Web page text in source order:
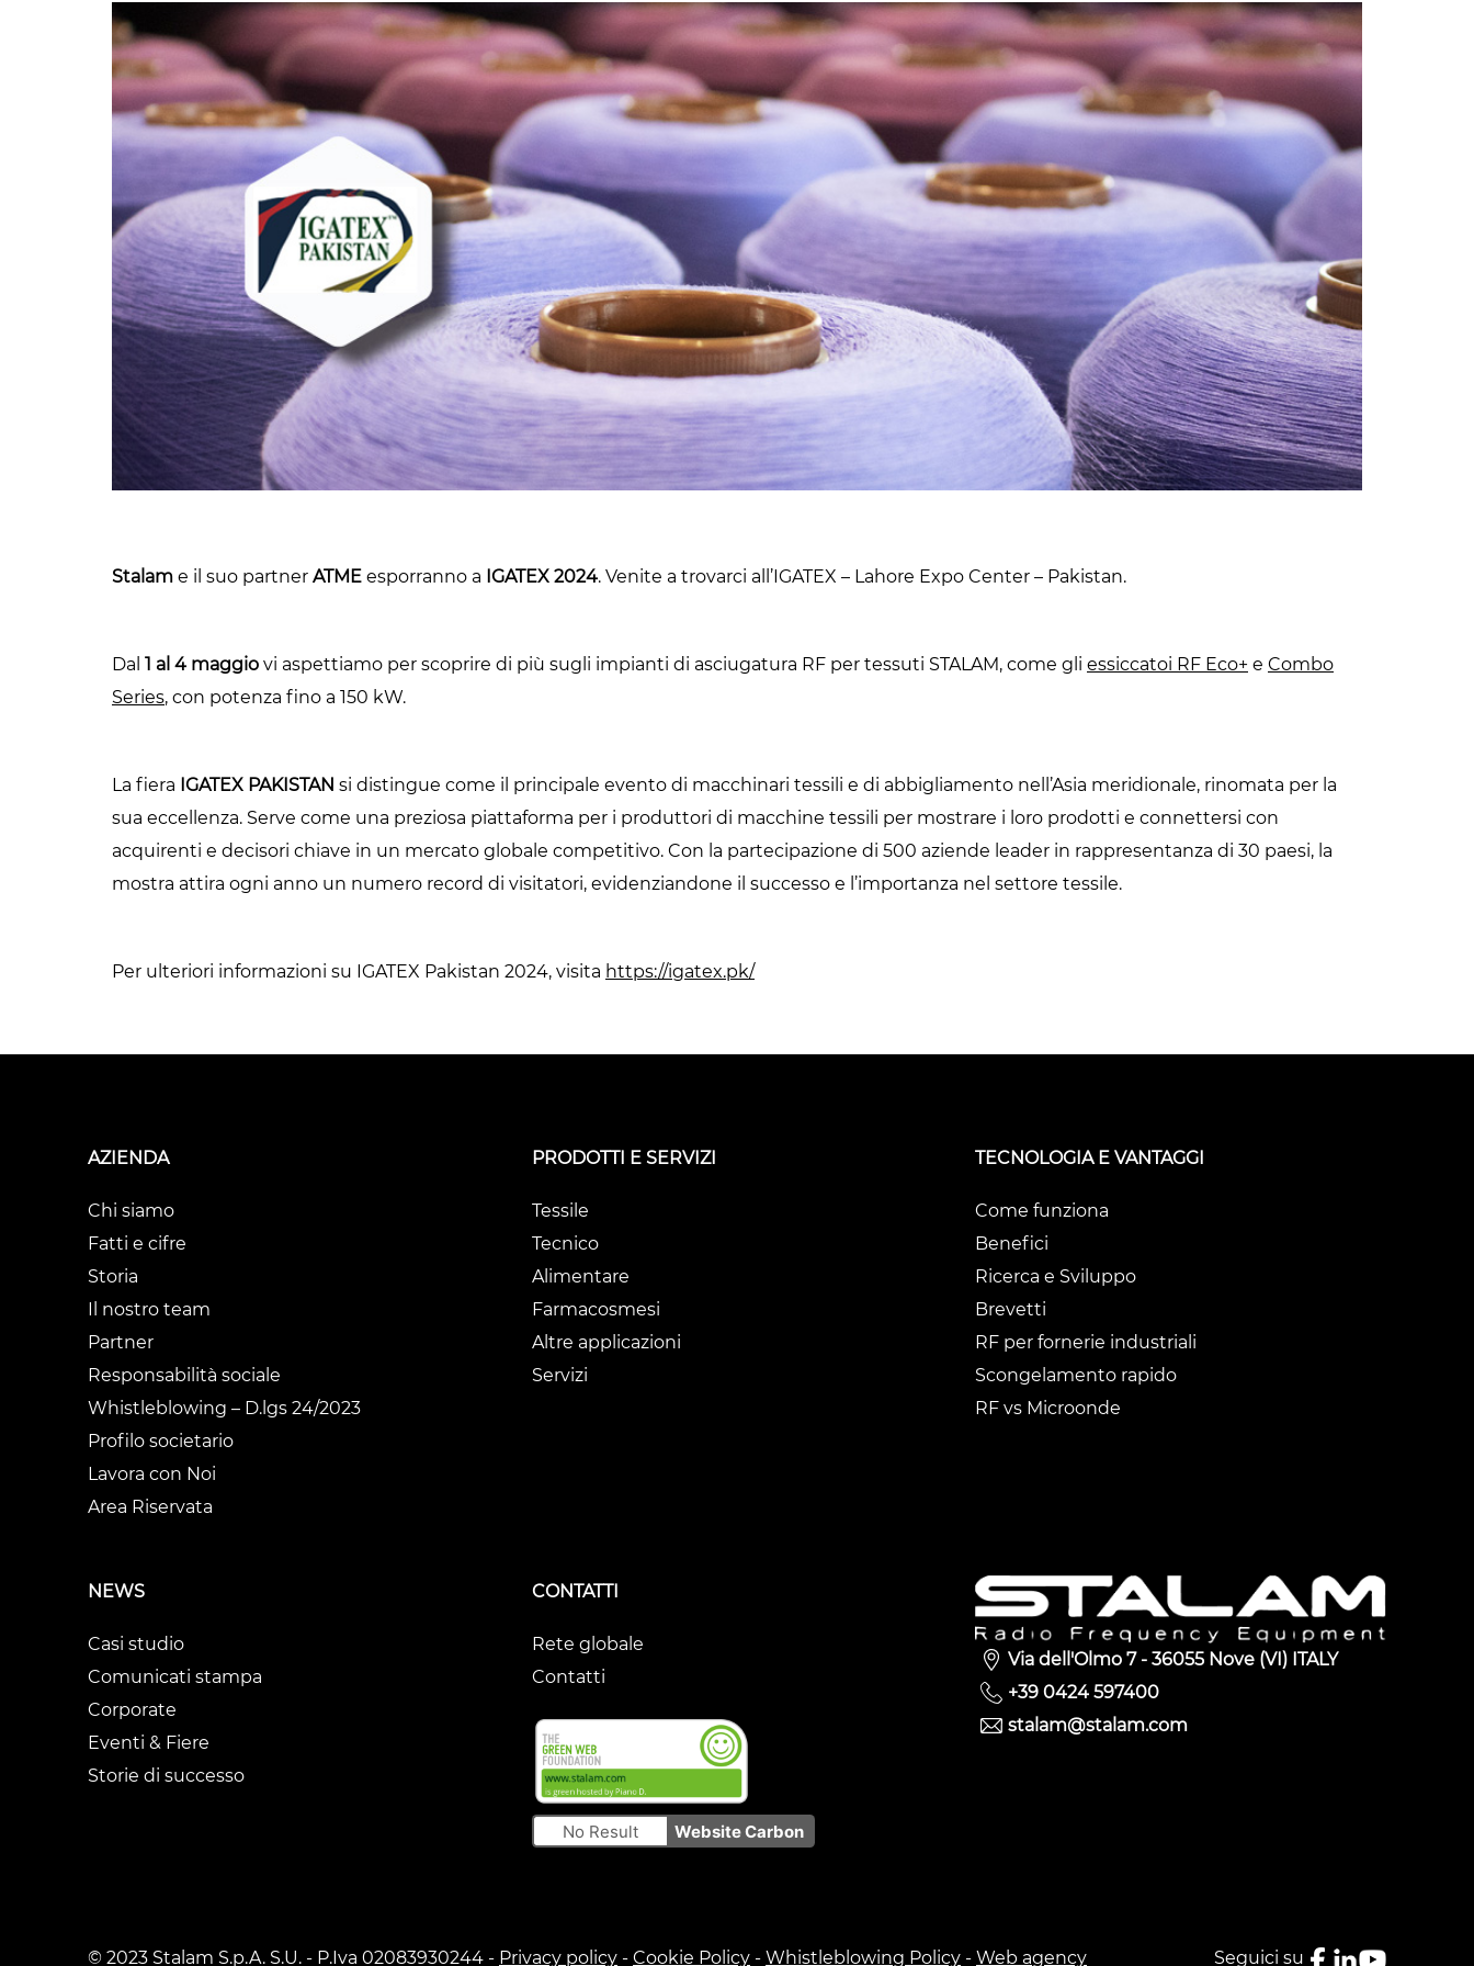
Essiccatoi per
tessuti
Essiccatoi per calze
e collant
Altre applicazioni
tessili
polimeri espansi
Essiccatoi per feltri
e altri non tessuti
Altre applicazioni
tessili-tecniche
sanificazione
Pastorizzazione
prodotti
confezionati
Pastorizzazione
prodotti liquidi
Riscaldamento e
precottura di
prodotti liquidi
Cannabis
Essiccatoi per
extension di capelli
Radiofrequenza
Stalam e il suo partner ATME esporranno a IGATEX 2024. Venite a trovarci all’IGATEX – Lahore Expo Center – Pakistan.
Dal 1 al 4 maggio vi aspettiamo per scoprire di più sugli impianti di asciugatura RF per tessuti STALAM, come gli essiccatoi RF Eco+ e Combo
Series, con potenza fino a 150 kW.
La fiera IGATEX PAKISTAN si distingue come il principale evento di macchinari tessili e di abbigliamento nell’Asia meridionale, rinomata per la
sua eccellenza. Serve come una preziosa piattaforma per i produttori di macchine tessili per mostrare i loro prodotti e connettersi con
acquirenti e decisori chiave in un mercato globale competitivo. Con la partecipazione di 500 aziende leader in rappresentanza di 30 paesi, la
mostra attira ogni anno un numero record di visitatori, evidenziandone il successo e l’importanza nel settore tessile.
Per ulteriori informazioni su IGATEX Pakistan 2024, visita https://igatex.pk/
AZIENDA
Chi siamo
Fatti e cifre
Storia
Il nostro team
Partner
Responsabilità sociale
Whistleblowing – D.lgs 24/2023
Profilo societario
Lavora con Noi
Area Riservata
PRODOTTI E SERVIZI
Tessile
Tecnico
Alimentare
Farmacosmesi
Altre applicazioni
Servizi
TECNOLOGIA E VANTAGGI
Come funziona
Benefici
Ricerca e Sviluppo
Brevetti
RF per fornerie industriali
Scongelamento rapido
RF vs Microonde
NEWS
Casi studio
Comunicati stampa
Corporate
Eventi & Fiere
Storie di successo
CONTATTI
Rete globale
Contatti
No Result Website Carbon
Via dell'Olmo 7 - 36055 Nove (VI) ITALY
+39 0424 597400
stalam@stalam.com
© 2023 Stalam S.p.A. S.U. - P.Iva 02083930244 - Privacy policy - Cookie Policy - Whistleblowing Policy - Web agency Seguici su